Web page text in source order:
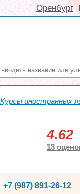
Оренбург
Курсы иностранных
4.62
13
+7 (987) 891-26-12